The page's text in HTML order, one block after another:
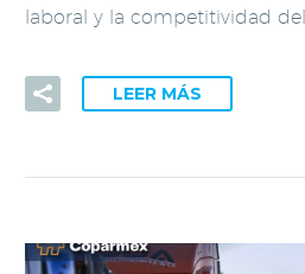
laboral y la competitividad del
LEER MÁS